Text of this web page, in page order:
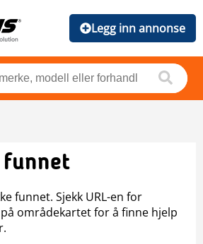
Legg inn annonse
funnet
funnet. Sjekk URL-en for
områdekartet for å finne hjelp